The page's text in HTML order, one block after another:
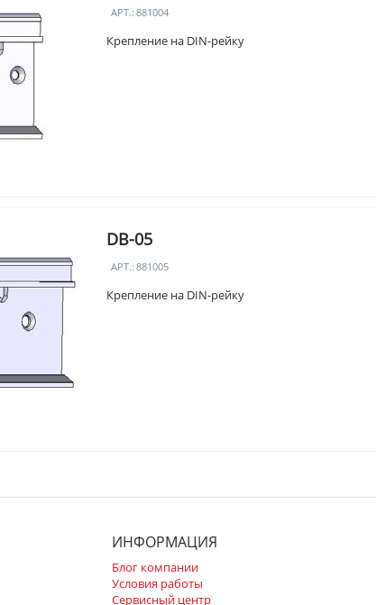
АРТ.: 881004
Крепление на DIN-рейку
DB-05
АРТ.: 881005
Крепление на DIN-рейку
ИНФОРМАЦИЯ
Блог компании
Условия работы
Сервисный центр